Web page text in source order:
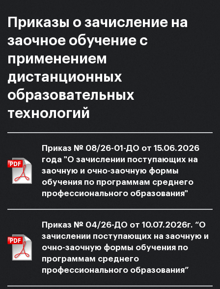
Приказы о зачисление на
заочное обучение с
применением
дистанционных
образовательных
технологий
Приказ № 08/26-01-ДО от 15.06.2026
года "О зачислении поступающих на
заочную и очно-заочную формы
обучения по программам среднего
профессионального образования"
Приказ № 04/26-ДО от 10.07.2026г. “О
зачислении поступающих на заочную и
очно-заочную формы обучения по
программам среднего
профессионального образования”